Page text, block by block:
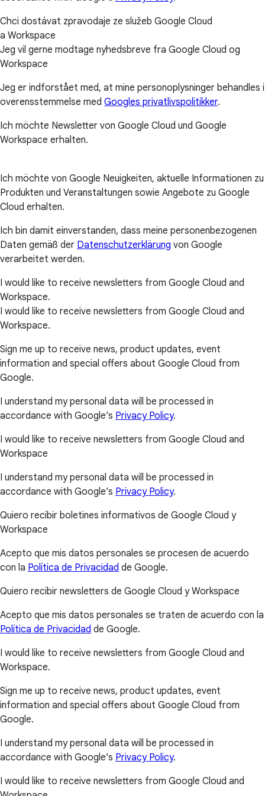
Chci dostávat zpravodaje ze služeb Google Cloud
a Workspace
Jeg vil gerne modtage nyhedsbreve fra Google Cloud og
Workspace
Jeg er indforstået med, at mine personoplysninger behandles i
overensstemmelse med Googles privatlivspolitikker.
Ich möchte Newsletter von Google Cloud und Google
Workspace erhalten.
Ich möchte von Google Neuigkeiten, aktuelle Informationen zu
Produkten und Veranstaltungen sowie Angebote zu Google
Cloud erhalten.
Ich bin damit einverstanden, dass meine personenbezogenen
Daten gemäß der Datenschutzerklärung von Google
verarbeitet werden.
I would like to receive newsletters from Google Cloud and
Workspace.
I would like to receive newsletters from Google Cloud and
Workspace.
Sign me up to receive news, product updates, event
information and special offers about Google Cloud from
Google.
I understand my personal data will be processed in
accordance with Google’s Privacy Policy.
I would like to receive newsletters from Google Cloud and
Workspace
I understand my personal data will be processed in
accordance with Google’s Privacy Policy.
Quiero recibir boletines informativos de Google Cloud y
Workspace
Acepto que mis datos personales se procesen de acuerdo
con la Política de Privacidad de Google.
Quiero recibir newsletters de Google Cloud y Workspace
Acepto que mis datos personales se traten de acuerdo con la
Política de Privacidad de Google.
I would like to receive newsletters from Google Cloud and
Workspace.
Sign me up to receive news, product updates, event
information and special offers about Google Cloud from
Google.
I understand my personal data will be processed in
accordance with Google’s Privacy Policy.
I would like to receive newsletters from Google Cloud and